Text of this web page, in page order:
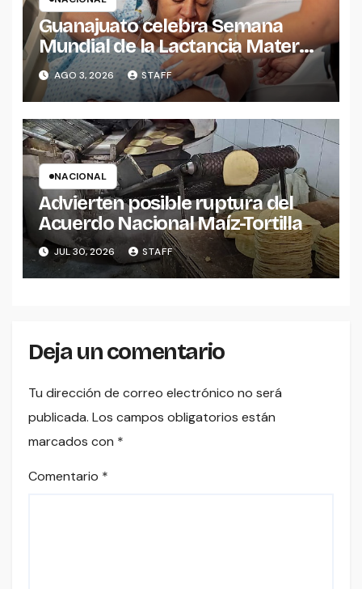
Guanajuato celebra Semana
Mundial de la Lactancia Materna
2026.
AGO 3, 2026 STAFF
NACIONAL
Advierten posible ruptura del
Acuerdo Nacional Maíz-Tortilla
JUL 30, 2026 STAFF
Deja un comentario
Tu dirección de correo electrónico no será
publicada. Los campos obligatorios están
marcados con *
Comentario *